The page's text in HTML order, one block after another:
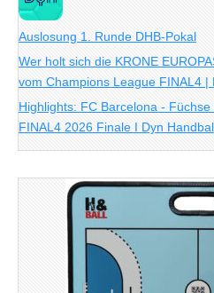
Auslosung 1. Runde DHB-Pokal
Wer holt sich die KRONE
vom Champions League FINAL4 |
Highlights: FC Barcelona -
FINAL4 2026 Finale I Dyn